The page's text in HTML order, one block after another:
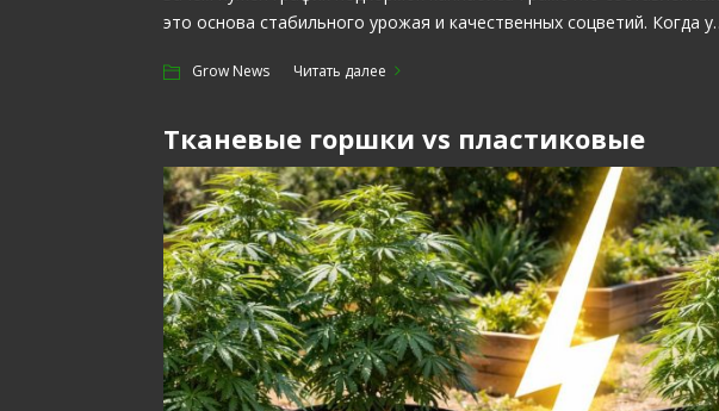
это основа стабильного урожая и качественных соцветий. Когда
Grow News Читать далее
Тканевые горшки vs пластиковые